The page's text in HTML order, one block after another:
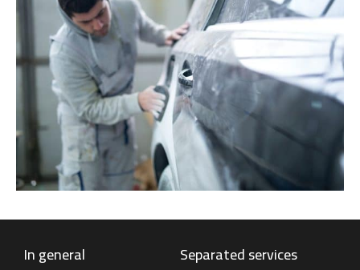
In general Separated services